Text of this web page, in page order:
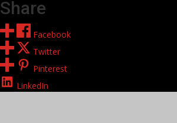
Share
Facebook
Twitter
Pinterest
LinkedIn